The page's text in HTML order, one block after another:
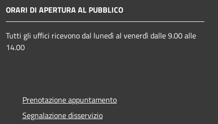
ORARI DI APERTURA AL PUBBLICO
Tutti gli uffici ricevono dal lunedì al venerdì dalle 9.00 alle
14.00
Prenotazione appuntamento
Segnalazione disservizio